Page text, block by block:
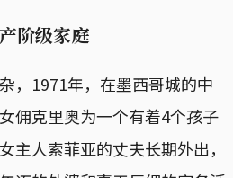
阶级家庭
，1971年，在墨西哥城的中
克里奥为一个有着4个孩子
主人索菲亚的丈夫长期外出，